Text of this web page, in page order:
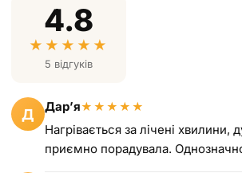
4.8
★ ★ ★ ★ ★
5 відгуків
Д Дарʼя★ ★ ★ ★ ★
Нагрівається за лічені хвилини,
приємно порадувала.